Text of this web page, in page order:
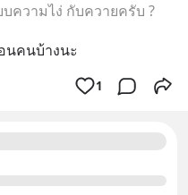
ความไง่ กับควายครับ ?
นคนบ้างนะ
1